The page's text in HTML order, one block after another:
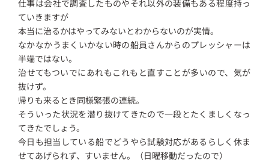
仕事は会社で調査したものやそれ以外の装備もある程度持っ
ていきますが
本当に治るかはやってみないとわからないのが実情。
なかなかうまくいかない時の船員さんからのプレッシャーは
半端ではない。
治せてもついでにあれもこれもと直すことが多いので、気が
抜けず。
帰りも来るとき同様緊張の連続。
そういった状況を潜り抜けてきたので一段とたくましくなっ
てきたでしょう。
今日も担当している船でどうやら試験対応があるらしく休ま
せてあげられず、すいません。（日曜移動だったので）